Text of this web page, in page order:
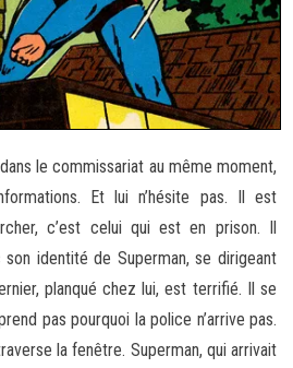
le commissariat au même moment,
Et lui n’hésite pas. Il est
c’est celui qui est en prison. Il
identité de Superman, se dirigeant
planqué chez lui, est terrifié. Il se
pas pourquoi la police n’arrive pas.
la fenêtre. Superman, qui arrivait